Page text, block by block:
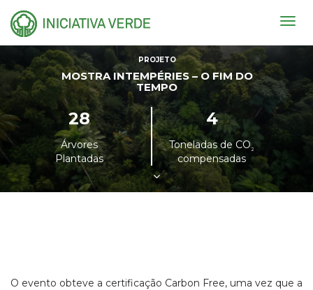
PROJETO
MOSTRA INTEMPÉRIES – O FIM DO
TEMPO
28
Árvores
Plantadas
4
Toneladas de CO²
compensadas
O evento obteve a certificação Carbon Free, uma vez que a